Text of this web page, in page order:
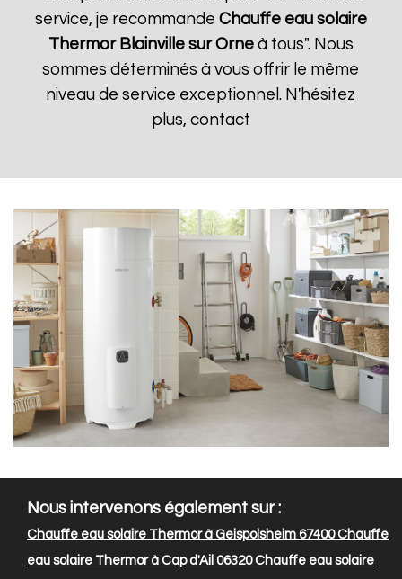
service, je recommande Chauffe eau solaire
Thermor Blainville sur Orneà tous". Nous
sommes déterminés à vous offrir le même
niveau de service exceptionnel. N'hésitez
plus, contact
Nous intervenons également sur :
Chauffe eau solaire Thermor à Geispolsheim 67400Chauffe
eau solaire Thermor à Cap d'Ail 06320Chauffe eau solaire